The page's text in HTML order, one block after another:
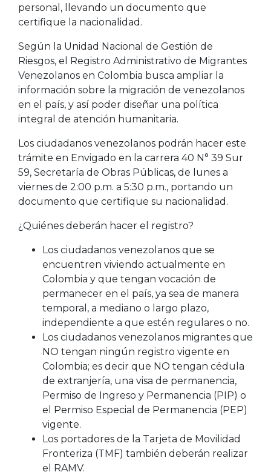
personal, llevando un documento que
certifique la nacionalidad.
Según la Unidad Nacional de Gestión de
Riesgos, el Registro Administrativo de Migrantes
Venezolanos en Colombia busca ampliar la
información sobre la migración de venezolanos
en el país, y así poder diseñar una política
integral de atención humanitaria.
Los ciudadanos venezolanos podrán hacer este
trámite en Envigado en la carrera 40 N° 39 Sur
59, Secretaría de Obras Públicas, de lunes a
viernes de 2:00 p.m. a 5:30 p.m., portando un
documento que certifique su nacionalidad.
¿Quiénes deberán hacer el registro?
Los ciudadanos venezolanos que se
encuentren viviendo actualmente en
Colombia y que tengan vocación de
permanecer en el país, ya sea de manera
temporal, a mediano o largo plazo,
independiente a que estén regulares o no.
Los ciudadanos venezolanos migrantes que
NO tengan ningún registro vigente en
Colombia; es decir que NO tengan cédula
de extranjería, una visa de permanencia,
Permiso de Ingreso y Permanencia (PIP) o
el Permiso Especial de Permanencia (PEP)
vigente.
Los portadores de la Tarjeta de Movilidad
Fronteriza (TMF) también deberán realizar
el RAMV.